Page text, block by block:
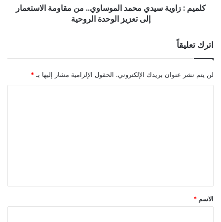
كلميم : زاوية سيدي محمد الموساوي.. من مقاومة الاستعمار
إلى تعزيز الوحدة الروحية
اترك تعليقاً
لن يتم نشر عنوان بريدك الإلكتروني. الحقول الإلزامية مشار إليها بـ *
*
الاسم *